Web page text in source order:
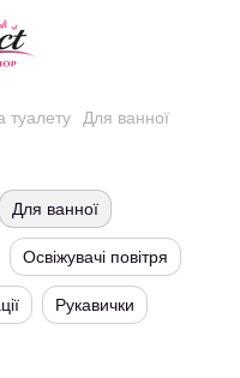
туалету Для ванної
Для ванної
Освіжувачі повітря
Рукавички